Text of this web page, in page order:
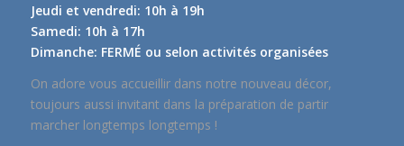
Jeudi et vendredi: 10h à 19h
Samedi: 10h à 17h
Dimanche: FERMÉ ou selon activités organisées
On adore vous accueillir dans notre nouveau décor,
toujours aussi invitant dans la préparation de partir
marcher longtemps longtemps !